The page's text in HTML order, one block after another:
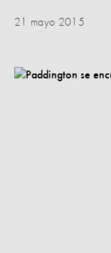
21 mayo 2015